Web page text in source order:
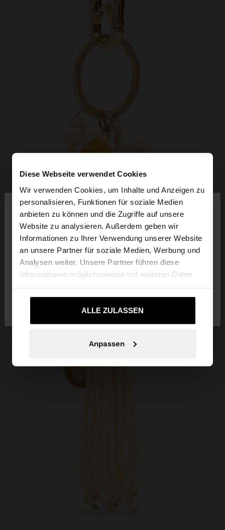
Diese Webseite verwendet Cookies
Wir verwenden Cookies, um Inhalte und Anzeigen zu
personalisieren, Funktionen für soziale Medien
anbieten zu können und die Zugriffe auf unsere
Website zu analysieren. Außerdem geben wir
Informationen zu Ihrer Verwendung unserer Website
an unsere Partner für soziale Medien, Werbung und
Analysen weiter. Unsere Partner führen diese
Informationen möglicherweise mit weiteren Daten
die sie im Rahmen Ihrer Nutzung der Dienste
gesammelt haben.ALLE ZULASSEN
Anpassen
hallo
Sie greifen von Austria auf die Website zu.
Möchten Sie unsere United States Website
Ja, bringen Sie mich zu
United States